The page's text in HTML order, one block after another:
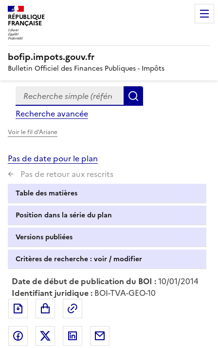
RÉPUBLIQUE
FRANÇAISE
bofip.impots.gouv.fr
Bulletin Officiel des Finances Publiques - Impôts
Formulaire
de
recherche
Recherche simple (références, mots clés, partie du
Recherche avancée
Voir le fil d'Ariane
Pas de date pour le plan
Pas de retour aux rescrits
Table des matières
Position dans la série du plan
Versions publiées
Critères de recherche : voir / modifier
Date de début de publication du BOI :10/01/2014
Identifiant juridique : BOI-TVA-GEO-10
Exporter le document au format pdf
Partager sur Facebook
Partager sur Twitter
Partager sur LinkedIn